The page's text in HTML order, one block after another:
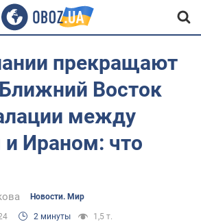
прекращают
Восток
между
Ираном: что
Новости. Мир
2 минуты 1,5 т.